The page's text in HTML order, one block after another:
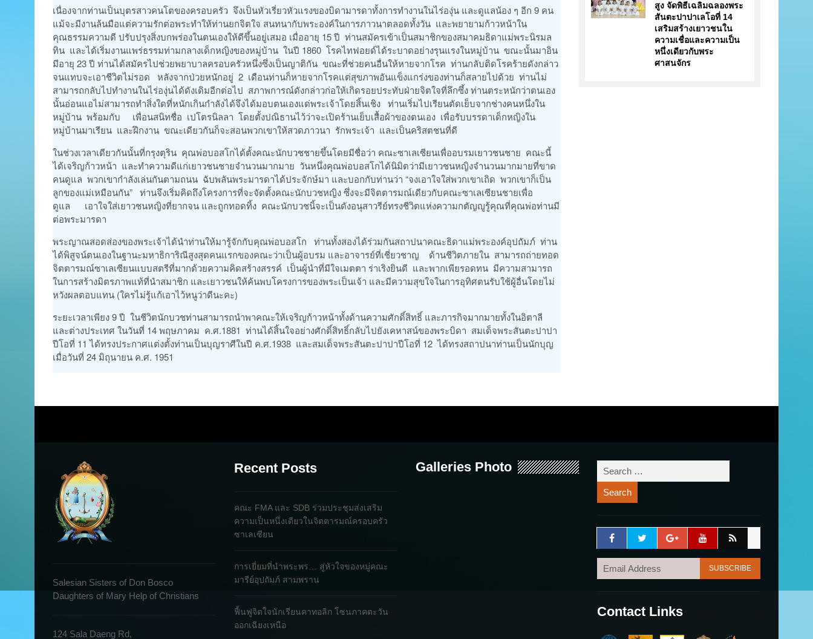
เนื่องจากท่านเป็นบุตรสาวคนโตของครอบครัว จึงเป็นหัวเรี่ยวหัวแรงของบิดามารดาทั้งการทำงานในไร่องุ่น และดูแลน้อง ๆ อีก 9 คน
แม้จะมีงานล้นมือแต่ความรักต่อพระทำให้ท่านยกจิตใจ สนทนากับพระองค์ในการภาวนาตลอดทั้งวัน และพยายามก้าวหน้าใน
คุณธรรมความดี ปรับปรุงสิ่งบกพร่องในตนเองให้ดีขึ้นอยู่เสมอ เมื่ออายุ 15 ปี ท่านสมัครเข้าเป็นสมาชิกของสมาคมธิดาแม่พระนิรมล
ทิน และได้เริ่มงานแพร่ธรรมท่ามกลางเด็กหญิงของหมู่บ้าน ในปี 1860 โรคไทฟอยด์ได้ระบาดอย่างรุนแรงในหมู่บ้าน ขณะนั้นมาอิน
มีอายุ 23 ปี ท่านได้สมัครไปช่วยพยาบาลครอบครัวหนึ่งซึ่งเป็นญาติกัน ขณะที่ช่วยคนอื่นให้หายจากโรค ท่านกลับติดโรคร้ายดังกล่าว
จนแทบจะเอาชีวิตไม่รอด หลังจากป่วยหนักอยู่ 2 เดือนท่านก็หายจากโรคแต่สุขภาพอันแข็งแกร่งของท่านก็สลายไปด้วย ท่านไม่
สามารถกลับไปทำงานในไร่องุ่นได้ดังเดิมอีกต่อไป สภาพการณ์ดังกล่าวก่อให้เกิดรอยประทับฝ่ายจิตใจที่ลึกซึ้ง ท่านตระหนักว่าตนเอง
นั้นอ่อนแอไม่สามารถทำสิ่งใดที่หนักเกินกำลังได้จึงได้มอบตนเองแด่พระเจ้าโดยสิ้นเชิง ท่านเริ่มไปเรียนตัดเย็บจากช่างคนหนึ่งใน
หมู่บ้าน พร้อมกับ เพื่อนสนิทชื่อ เปโตรนิลลา โดยตั้งปณิธานไว้ว่าจะเปิดร้านเย็บเสื้อผ้าของตนเอง เพื่อรับบรรดาเด็กหญิงใน
หมู่บ้านมาเรียน และฝึกงาน ขณะเดียวกันก็จะสอนพวกเขาให้สวดภาวนา รักพระเจ้า และเป็นคริสตชนที่ดี
ในช่วงเวลาเดียวกันนั้นที่กรุงตุริน คุณพ่อบอสโกได้ตั้งคณะนักบวชชายขึ้นโดยมีชื่อว่า คณะซาเลเซียนเพื่ออบรมเยาวชนชาย คณะนี้
ได้เจริญก้าวหน้า และทำความดีแก่เยาวชนชายจำนวนมากมาย วันหนึ่งคุณพ่อบอสโกได้นิมิตว่ามีเยาวชนหญิงจำนวนมากมายที่ขาด
คนดูแล พวกเขากำลังเล่นกันตามถนน ฉับพลันพระมารดาได้ประจักษ์มา และบอกกับท่านว่า “จงเอาใจใส่พวกเขาเถิด พวกเขาก็เป็น
ลูกของแม่เหมือนกัน” ท่านจึงเริ่มคิดถึงโครงการที่จะจัดตั้งคณะนักบวชหญิง ซึ่งจะมีจิตตารมณ์เดียวกับคณะซาเลเซียนชายเพื่อ
ดูแล เอาใจใส่เยาวชนหญิงที่ยากจน และถูกทอดทิ้ง คณะนักบวชนิ้จะเป็นดังอนุสาวรีย์ทรงชีวิตแห่งความกตัญญูรู้คุณที่คุณพ่อท่านมี
ต่อพระมารดา
พระญาณสอดส่องของพระเจ้าได้นำท่านให้มารู้จักกับคุณพ่อบอสโก ท่านทั้งสองได้ร่วมกันสถาปนาคณะธิดาแม่พระองค์อุปถัมภ์ ท่าน
ได้พิสูจน์ตนเองในฐานะมหาธิการิณีสูงสุดคนแรกของคณะว่าเป็นผู้อบรม และอาจารย์ที่เชี่ยวชาญ ด้านชีวิตภายใน สามารถถ่ายทอด
จิตตารมณ์ซาเลเซียนแบบสตรีที่มากด้วยความคิดสร้างสรรค์ เป็นผู้นำที่มีใจเมตตา ร่าเริงยินดี และพากเพียรอดทน มีความสามารถ
ในการสร้างมิตรภาพแท้ที่นำสมาชิก และเยาวชนให้ค้นพบโครงการของพระเป็นเจ้า และมีความสุขใจในการอุทิศตนรับใช้ผู้อื่นโดยไม่
หวังผลตอบแทน (ใครไม่รู้แก้เอาไว้หนูว่าดีนะคะ)
ระยะเวลาเพียง 9 ปี ในชีวิตนักบวชท่านสามารถนำพาคณะให้เจริญก้าวหน้าทั้งด้านความศักดิ์สิทธิ์ และภารกิจมากมายทั้งในอิตาลี
และต่างประเทศ ในวันที่ 14 พฤษภาคม ค.ศ.1881 ท่านได้สิ้นใจอย่างศักดิ์สิทธิ์กลับไปยังเคหาสน์ของพระบิดา สมเด็จพระสันตะปาปา
ปีโอที่ 11 ได้ทรงประกาศแต่งตั้งท่านเป็นบุญราศีในปี ค.ศ.1938 และสมเด็จพระสันตะปาปาปีโอที่ 12 ได้ทรงสถาปนาท่านเป็นนักบุญ
เมื่อวันที่ 24 มิถุนายน ค.ศ. 1951
สูง จัดพิธีเฉลิมฉลองพระ
สันตะปาปาเลโอที่ 14
เสริมสร้างเยาวชนใน
ความเชื่อและความเป็น
หนึ่งเดียวกับพระ
ศาสนจักร
Salesian Sisters of Don Bosco
Daughters of Mary Help of Christians
124 Sala Daeng Rd,
Recent Posts
คณะ FMA และ SDB ร่วมประชุมส่งเสริม
ความเป็นหนึ่งเดียวในจิตตารมณ์ครอบครัว
ซาเลเซียน
การเยี่ยมที่นำพระพร… สู่หัวใจของหมู่คณะ
มารีย์อุปถัมภ์ สามพราน
ฟื้นฟูจิตใจนักเรียนคาทอลิก โซนภาคตะวัน
ออกเฉียงเหนือ
Galleries Photo
Contact Links